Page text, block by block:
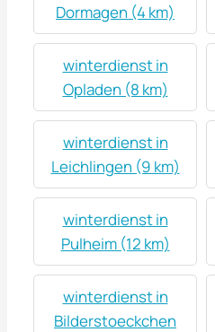
Dormagen (4 km)
winterdienst in
Opladen (8 km)
winterdienst in
Leichlingen (9 km)
winterdienst in
Pulheim (12 km)
winterdienst in
Bilderstoeckchen